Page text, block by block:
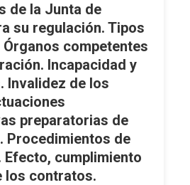
Jurídico
De
Los
Contratos
Administrativos
Y
Privados.
Principios
Y
Requisitos
De
de la Junta de
su regulación. Tipos
competentes
Incapacidad y
Invalidez de los
preparatorias de
Procedimientos de
cumplimiento
los contratos.